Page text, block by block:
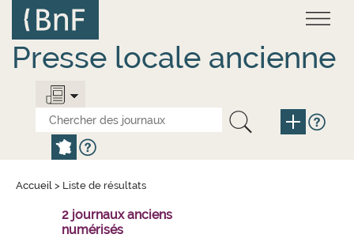
contenu
principal
Presse locale ancienne
Accueil > Liste de résultats
2 journaux anciens
numérisés
Panneau de gestion des cookies